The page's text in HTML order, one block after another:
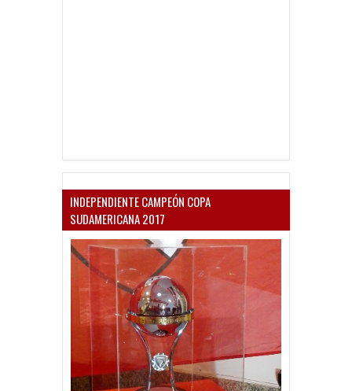
INDEPENDIENTE CAMPEÓN COPA
SUDAMERICANA 2017